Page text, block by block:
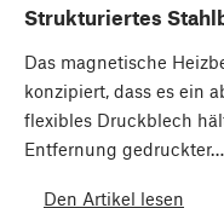
Strukturiertes
Das magnetische
konzipiert, dass es ein
flexibles Druckblech
Entfernung gedruckter…
Den Artikel lesen